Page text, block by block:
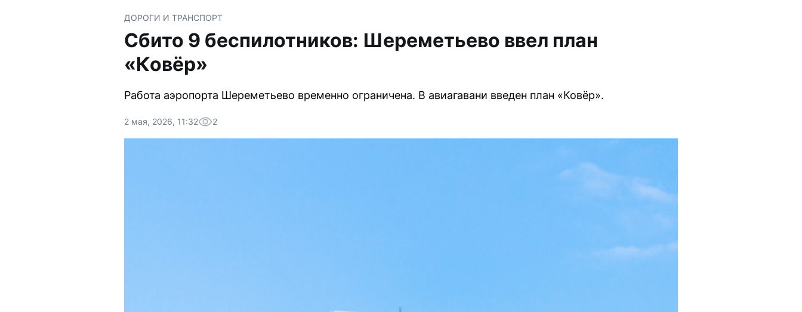
ДОРОГИ И ТРАНСПОРТ
Сбито 9 беспилотников: Шереметьево ввел план
«Ковёр»
Работа аэропорта Шереметьево временно ограничена. В авиагавани введен план «Ковёр».
2 мая, 2026, 11:32 2